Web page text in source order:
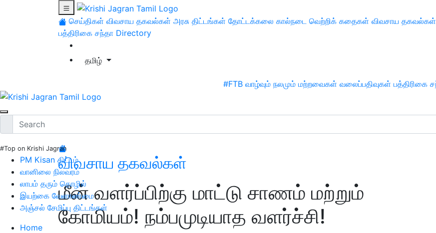
செய்திகள் விவசாய தகவல்கள் அரசு திட்டங்கள் தோட்டக்கலை கால்நடை வெற்றிக் கதைகள் விவசாய தகவல்கள்
பத்திரிகை சந்தா Directory
தமிழ்
#FTB வாழ்வும் நலமும் மற்றவைகள் வலைப்பதிவுகள் பத்திரிகை
#Top on Krishi Jagran
PM Kisan திட்டம்
வானிலை நிலவரம்
லாபம் தரும் தொழில்
இயற்கை வேளாண்மை
அஞ்சல் சேமிப்பு திட்டங்கள்
Home
விவசாய தகவல்கள்
மீன் வளர்ப்பிற்கு மாட்டு சாணம் மற்றும்
கோமியம்! நம்பமுடியாத வளர்ச்சி!